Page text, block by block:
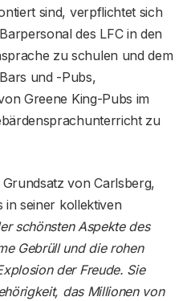
sind, verpflichtet sich
des LFC in den
zu schulen und dem
und -Pubs,
Greene King-Pubs im
zu
von Carlsberg,
in seiner kollektiven
schönsten Aspekte des
Gebrüll und die rohen
der Freude. Sie
das Millionen von